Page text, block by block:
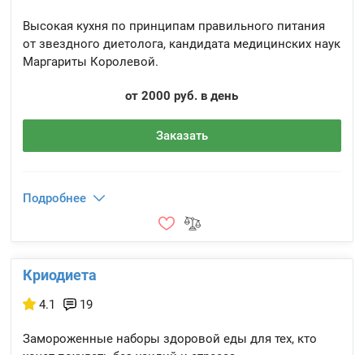
Высокая кухня по принципам правильного питания
от звездного диетолога, кандидата медицинских наук
Маргариты Королевой.
от 2000 руб. в день
Заказать
Подробнее
Криодиета
4.1 19
Замороженные наборы здоровой еды для тех, кто